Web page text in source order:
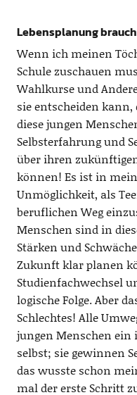
Lebensplanung
Wenn ich meinen
Schule zuschauen
Wahlkurse und
sie entscheiden
diese jungen
Selbsterfahrung und
über ihren
können! Es ist in
Unmöglichkeit, als
beruflichen Weg
Menschen sind in
Stärken und
Zukunft klar planen
Studienfachwechsel
logische Folge. Aber
Schlechtes! Alle
jungen Menschen ein
selbst; sie gewinnen
das wusste schon
mal der erste Schritt